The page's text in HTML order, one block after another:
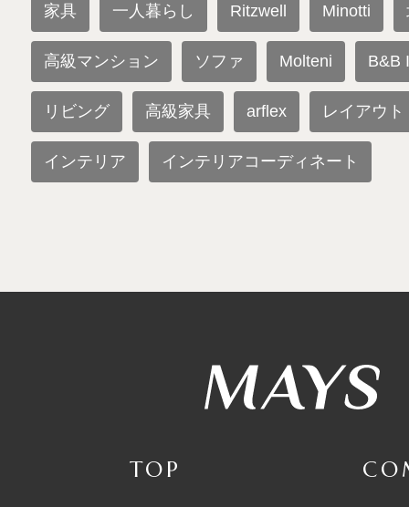
家具 一人暮らし Ritzwell Minotti
高級マンション ソファ Molteni B&B
リビング 高級家具 arflex レイアウト
インテリア インテリアコーディネート
TOP